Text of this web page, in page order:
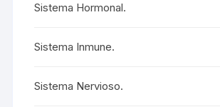
Sistema Hormonal.
Sistema Inmune.
Sistema Nervioso.